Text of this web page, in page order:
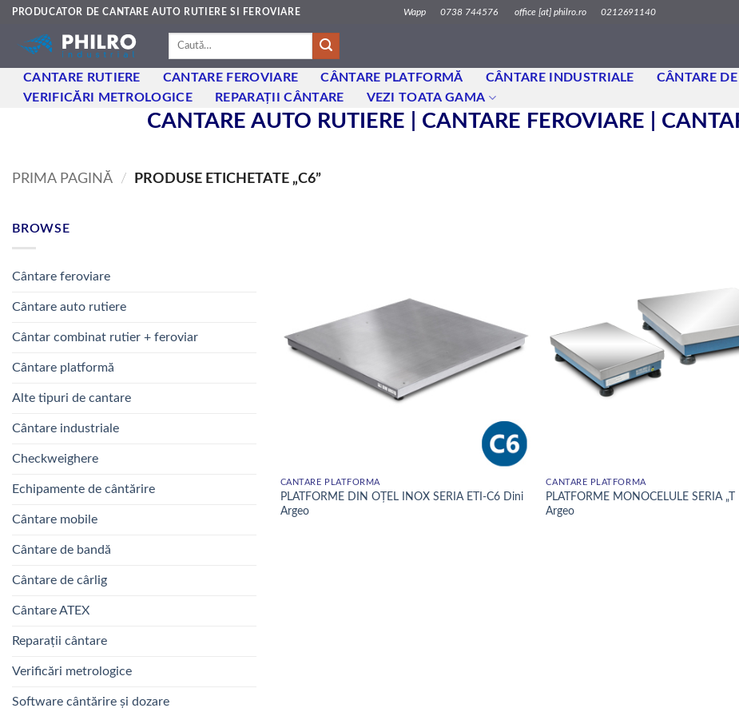
Skip
content
PRODUCATOR DE CANTARE AUTO RUTIERE SI FEROVIARE Wapp 0738 744576 office [at] philro.ro 0212691140
Caută
CANTARE RUTIERE CANTARE FEROVIARE CÂNTARE PLATFORMĂ CÂNTARE INDUSTRIALE CÂNTARE
VERIFICĂRI METROLOGICE
REPARAȚII CÂNTARE VEZI TOATA GAMA
CANTARE AUTO RUTIERE | CANTARE FEROVIARE |
PRIMA PAGINĂ / PRODUSE ETICHETATE „C6”
BROWSE
Cântare feroviare
Cântare auto rutiere
Cântar combinat rutier + feroviar
Cântare platformă
Alte tipuri de cantare
Cântare industriale
Checkweighere
Echipamente de cântărire
Cântare mobile
Cântare de bandă
Cântare de cârlig
Cântare ATEX
Reparații cântare
Verificări metrologice
Software cântărire și dozare
CÂNTARE PLATFORMĂ
PLATFORME DIN OȚEL INOX SERIA ETI-C6 Dini
Argeo
CÂNTARE PLATFORMĂ
PLATFORME MONOCELULE SERIA
Argeo